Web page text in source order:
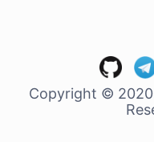
Copyright ©